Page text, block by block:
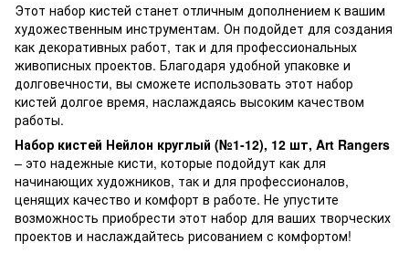
Этот набор кистей станет отличным дополнением к вашим
художественным инструментам. Он подойдет для создания
как декоративных работ, так и для профессиональных
живописных проектов. Благодаря удобной упаковке и
долговечности, вы сможете использовать этот набор
кистей долгое время, наслаждаясь высоким качеством
работы.
Набор кистей Нейлон круглый (№1-12), 12 шт, Art Rangers
– это надежные кисти, которые подойдут как для
начинающих художников, так и для профессионалов,
ценящих качество и комфорт в работе. Не упустите
возможность приобрести этот набор для ваших творческих
проектов и наслаждайтесь рисованием с комфортом!